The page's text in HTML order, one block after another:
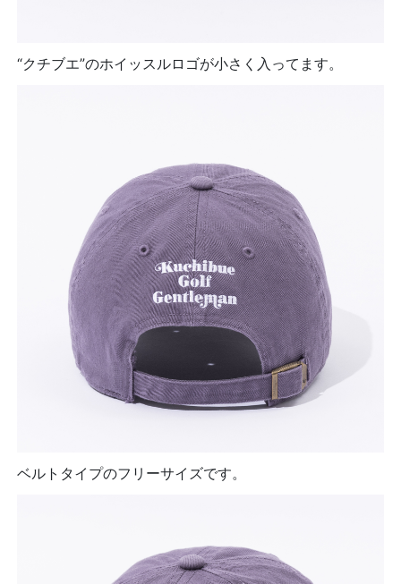
“クチブエ”のホイッスルロゴが小さく入ってます。
ベルトタイプのフリーサイズです。